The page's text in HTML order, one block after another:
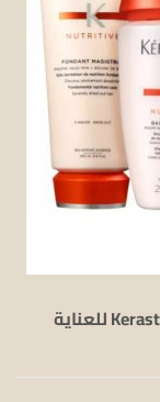
بكج كريستاس نوتريتيف Kerastase Nutritive للعناية